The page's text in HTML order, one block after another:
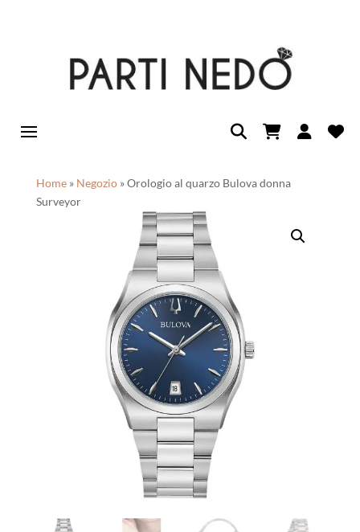
Home» Negozio»Orologio al quarzo Bulova donna
Surveyor